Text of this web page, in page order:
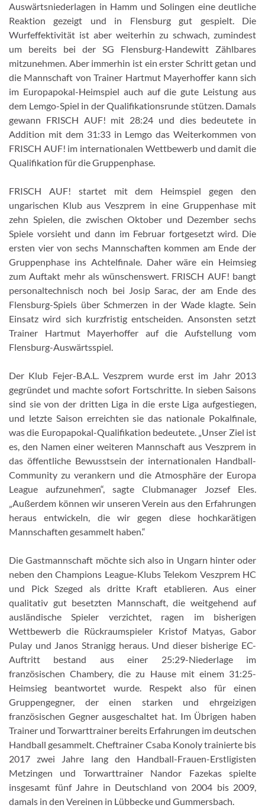
Auswärtsniederlagen in Hamm und Solingen eine deutliche
Reaktion gezeigt und in Flensburg gut gespielt. Die
Wurfeffektivität ist aber weiterhin zu schwach, zumindest
um bereits bei der SG Flensburg-Handewitt Zählbares
mitzunehmen. Aber immerhin ist ein erster Schritt getan und
die Mannschaft von Trainer Hartmut Mayerhoffer kann sich
im Europapokal-Heimspiel auch auf die gute Leistung aus
dem Lemgo-Spiel in der Qualifikationsrunde stützen. Damals
gewann FRISCH AUF! mit 28:24 und dies bedeutete in
Addition mit dem 31:33 in Lemgo das Weiterkommen von
FRISCH AUF! im internationalen Wettbewerb und damit die
Qualifikation für die Gruppenphase.
FRISCH AUF! startet mit dem Heimspiel gegen den
ungarischen Klub aus Veszprem in eine Gruppenhase mit
zehn Spielen, die zwischen Oktober und Dezember sechs
Spiele vorsieht und dann im Februar fortgesetzt wird. Die
ersten vier von sechs Mannschaften kommen am Ende der
Gruppenphase ins Achtelfinale. Daher wäre ein Heimsieg
zum Auftakt mehr als wünschenswert. FRISCH AUF! bangt
personaltechnisch noch bei Josip Sarac, der am Ende des
Flensburg-Spiels über Schmerzen in der Wade klagte. Sein
Einsatz wird sich kurzfristig entscheiden. Ansonsten setzt
Trainer Hartmut Mayerhoffer auf die Aufstellung vom
Flensburg-Auswärtsspiel.
Der Klub Fejer-B.A.L. Veszprem wurde erst im Jahr 2013
gegründet und machte sofort Fortschritte. In sieben Saisons
sind sie von der dritten Liga in die erste Liga aufgestiegen,
und letzte Saison erreichten sie das nationale Pokalfinale,
was die Europapokal-Qualifikation bedeutete. „Unser Ziel ist
es, den Namen einer weiteren Mannschaft aus Veszprem in
das öffentliche Bewusstsein der internationalen Handball-
Community zu verankern und die Atmosphäre der Europa
League aufzunehmen“, sagte Clubmanager Jozsef Eles.
„Außerdem können wir unseren Verein aus den Erfahrungen
heraus entwickeln, die wir gegen diese hochkarätigen
Mannschaften gesammelt haben.“
Die Gastmannschaft möchte sich also in Ungarn hinter oder
neben den Champions League-Klubs Telekom Veszprem HC
und Pick Szeged als dritte Kraft etablieren. Aus einer
qualitativ gut besetzten Mannschaft, die weitgehend auf
ausländische Spieler verzichtet, ragen im bisherigen
Wettbewerb die Rückraumspieler Kristof Matyas, Gabor
Pulay und Janos Stranigg heraus. Und dieser bisherige EC-
Auftritt bestand aus einer 25:29-Niederlage im
französischen Chambery, die zu Hause mit einem 31:25-
Heimsieg beantwortet wurde. Respekt also für einen
Gruppengegner, der einen starken und ehrgeizigen
französischen Gegner ausgeschaltet hat. Im Übrigen haben
Trainer und Torwarttrainer bereits Erfahrungen im deutschen
Handball gesammelt. Cheftrainer Csaba Konoly trainierte bis
2017 zwei Jahre lang den Handball-Frauen-Erstligisten
Metzingen und Torwarttrainer Nandor Fazekas spielte
insgesamt fünf Jahre in Deutschland von 2004 bis 2009,
damals in den Vereinen in Lübbecke und Gummersbach.